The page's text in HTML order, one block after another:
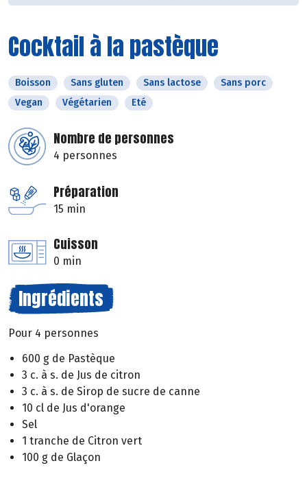
Cocktail à la pastèque
Boisson Sans gluten Sans lactose
Sans porc
Vegan
Végétarien Eté
Nombre de personnes
4 personnes
Préparation
15 min
Cuisson
0 min
Ingrédients
Pour 4 personnes
600 g de Pastèque
3 c. à s. de Jus de citron
3 c. à s. de Sirop de sucre de canne
10 cl de Jus d'orange
Sel
1 tranche de Citron vert
100 g de Glaçon